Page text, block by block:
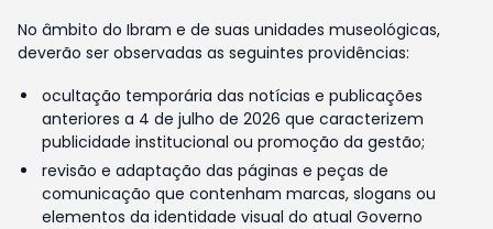
No âmbito do Ibram e de suas unidades museológicas,
deverão ser observadas as seguintes providências:
ocultação temporária das notícias e publicações
anteriores a 4 de julho de 2026 que caracterizem
publicidade institucional ou promoção da gestão;
revisão e adaptação das páginas e peças de
comunicação que contenham marcas, slogans ou
elementos da identidade visual do atual Governo